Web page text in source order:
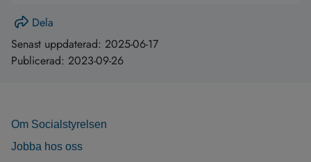
Dela
Senast uppdaterad: 2025-06-17
Publicerad: 2023-09-26
Om Socialstyrelsen
Jobba hos oss